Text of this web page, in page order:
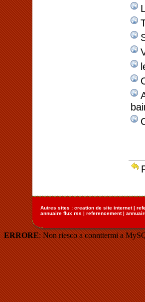
Autres sites : creation de site internet|
annuaire flux rss | referencement|
ERRORE: Non riesco a connttermi a